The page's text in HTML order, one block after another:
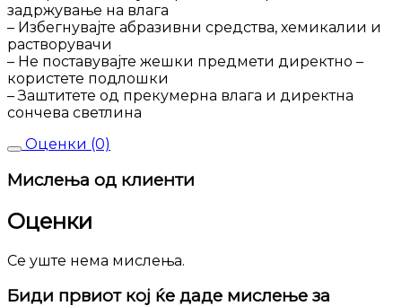
задржување на влага
– Избегнувајте абразивни средства, хемикалии и
растворувачи
– Не поставувајте жешки предмети директно –
користете подлошки
– Заштитете од прекумерна влага и директна
сончева светлина
Оценки (0)
Мислења од клиенти
Оценки
Се уште нема мислења.
Биди првиот кој ќе даде мислење за